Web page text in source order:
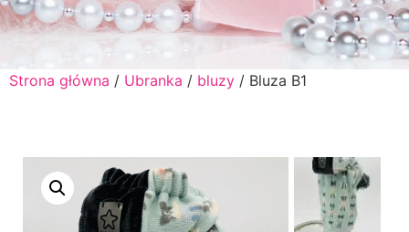
Strona główna / Ubranka / bluzy / Bluza B1